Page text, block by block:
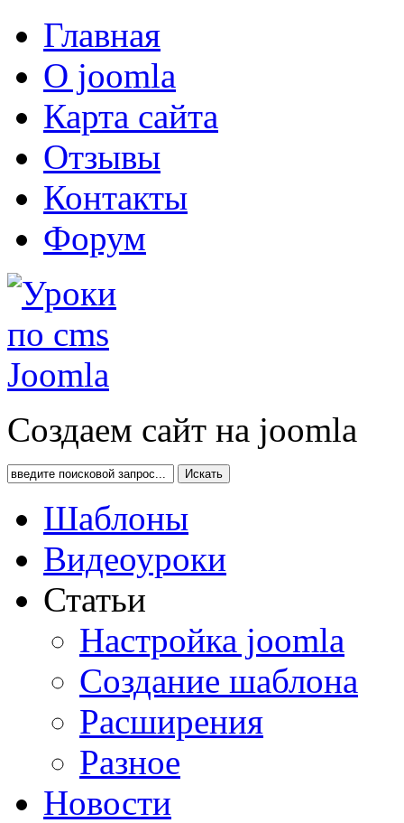
Главная
О joomla
Карта сайта
Отзывы
Контакты
Форум
Создаем сайт на joomla
Искать
Шаблоны
Видеоуроки
Статьи
Настройка joomla
Создание шаблона
Расширения
Разное
Новости